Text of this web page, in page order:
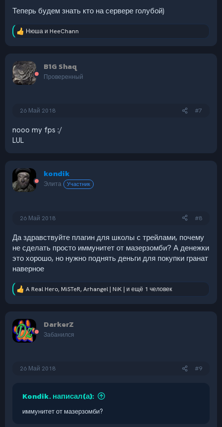
Теперь будем знать кто на сервере голубой)
Р
ц
и
и
Нюшаи HeeChann
B1G Shaq
Проверенный
26 Май 2018 #7
nooo my fps :/
LUL
kondik
Элита Участник
26 Май 2018 #8
Да здравствуйте плагин для школы с трейлами, почему
не сделать просто иммунитет от мазерзомби? А денежки
это хорошо, но нужно поднять деньги для покупки гранат
наверное
Р
ц
и
и
A Real Hero, MiSTeR,Arhangel | NiK | и ещё 1 человек
DarkerZ
Забанился
26 Май 2018 #9
Kondik. написал(а):
иммунитет от мазерзомби?